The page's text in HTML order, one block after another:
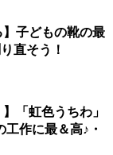
】子どもの靴の最
直そう！
「虹色うちわ」
作に最＆高♪・